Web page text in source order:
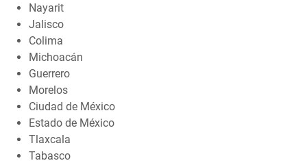
Nayarit
Jalisco
Colima
Michoacán
Guerrero
Morelos
Ciudad de México
Estado de México
Tlaxcala
Tabasco